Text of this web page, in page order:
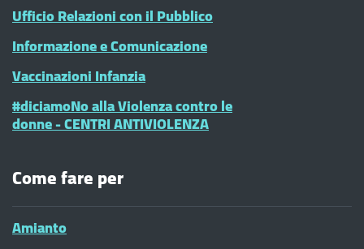
Ufficio Relazioni con il Pubblico
Informazione e Comunicazione
Vaccinazioni Infanzia
#diciamoNo alla Violenza contro le
donne - CENTRI ANTIVIOLENZA
Come fare per
Amianto